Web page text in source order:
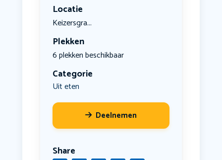
Locatie
Keizersgra...
Plekken
6 plekken beschikbaar
Categorie
Uit eten
Deelnemen
Share